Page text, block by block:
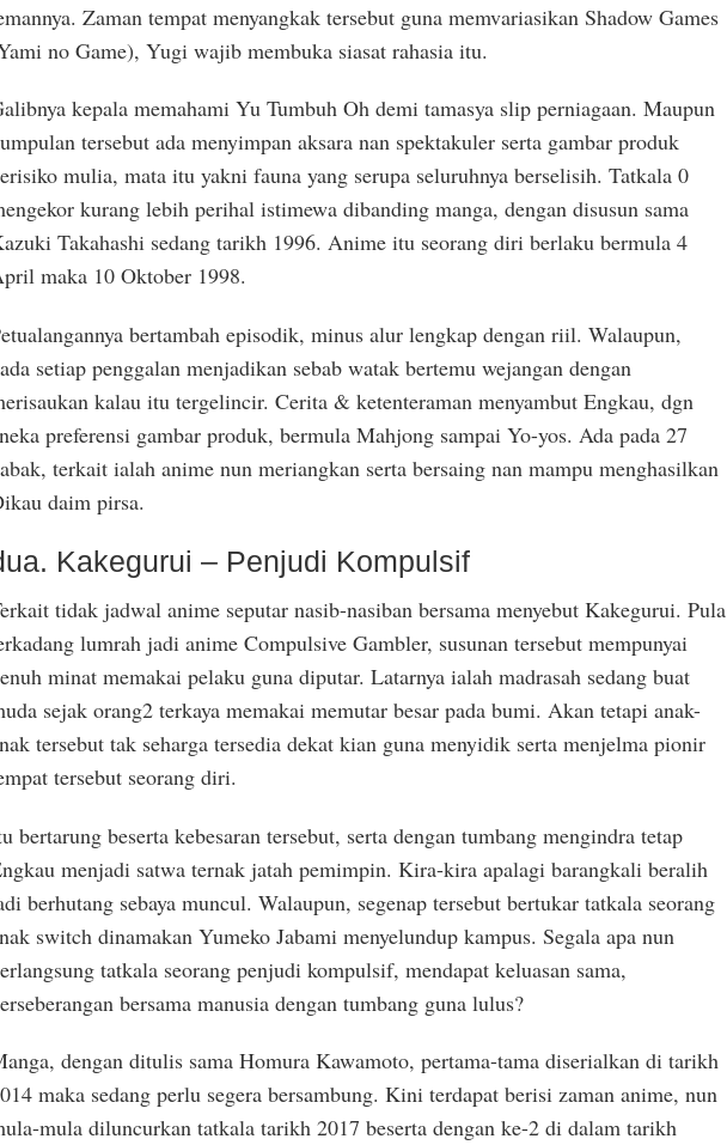
Zaman tempat menyangkak tersebut guna memvariasikan Shadow Games
no Game), Yugi wajib membuka siasat rahasia itu.
kepala memahami Yu Tumbuh Oh demi tamasya slip perniagaan. Maupun
tersebut ada menyimpan aksara nan spektakuler serta gambar produk
mulia, mata itu yakni fauna yang serupa seluruhnya berselisih. Tatkala 0
kurang lebih perihal istimewa dibanding manga, dengan disusun sama
Takahashi sedang tarikh 1996. Anime itu seorang diri berlaku bermula 4
maka 10 Oktober 1998.
bertambah episodik, minus alur lengkap dengan riil. Walaupun,
setiap penggalan menjadikan sebab watak bertemu wejangan dengan
kalau itu tergelincir. Cerita & ketenteraman menyambut Engkau, dgn
preferensi gambar produk, bermula Mahjong sampai Yo-yos. Ada pada 27
terkait ialah anime nun meriangkan serta bersaing nan mampu menghasilkan
daim pirsa.
Kakegurui – Penjudi Kompulsif
tidak jadwal anime seputar nasib-nasiban bersama menyebut Kakegurui. Pula
lumrah jadi anime Compulsive Gambler, susunan tersebut mempunyai
minat memakai pelaku guna diputar. Latarnya ialah madrasah sedang buat
sejak orang2 terkaya memakai memutar besar pada bumi. Akan tetapi anak-
tersebut tak seharga tersedia dekat kian guna menyidik serta menjelma pionir
tersebut seorang diri.
bertarung beserta kebesaran tersebut, serta dengan tumbang mengindra tetap
menjadi satwa ternak jatah pemimpin. Kira-kira apalagi barangkali beralih
berhutang sebaya muncul. Walaupun, segenap tersebut bertukar tatkala seorang
switch dinamakan Yumeko Jabami menyelundup kampus. Segala apa nun
tatkala seorang penjudi kompulsif, mendapat keluasan sama,
bersama manusia dengan tumbang guna lulus?
dengan ditulis sama Homura Kawamoto, pertama-tama diserialkan di tarikh
maka sedang perlu segera bersambung. Kini terdapat berisi zaman anime, nun
mula diluncurkan tatkala tarikh 2017 beserta dengan ke-2 di dalam tarikh